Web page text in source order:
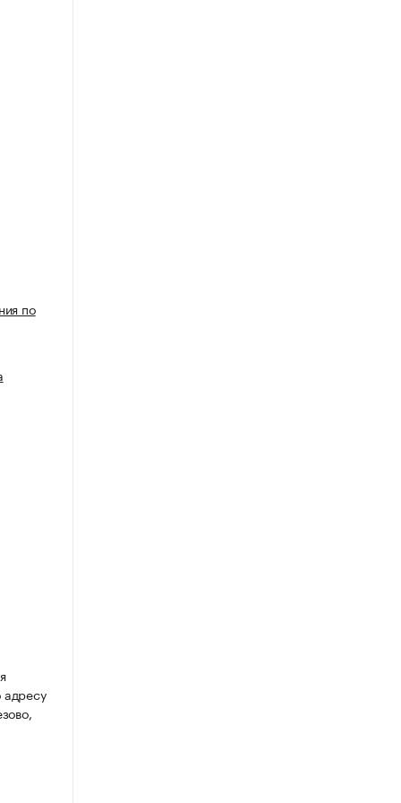
по
адресу